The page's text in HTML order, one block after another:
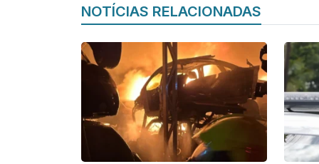
NOTÍCIAS RELACIONADAS